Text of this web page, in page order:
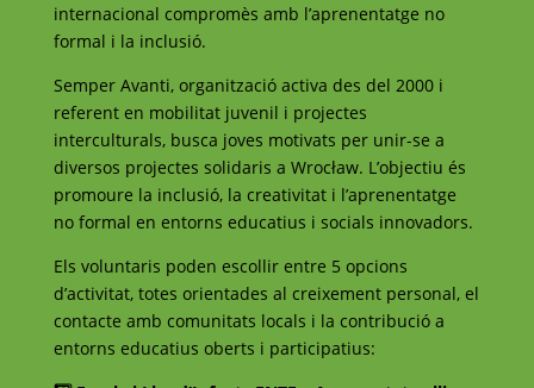
internacional compromès amb l’aprenentatge no
formal i la inclusió.
Semper Avanti, organització activa des del 2000 i
referent en mobilitat juvenil i projectes
interculturals, busca joves motivats per unir-se a
diversos projectes solidaris a Wrocław. L’objectiu és
promoure la inclusió, la creativitat i l’aprenentatge
no formal en entorns educatius i socials innovadors.
Els voluntaris poden escollir entre 5 opcions
d’activitat, totes orientades al creixement personal, el
contacte amb comunitats locals i la contribució a
entorns educatius oberts i participatius: